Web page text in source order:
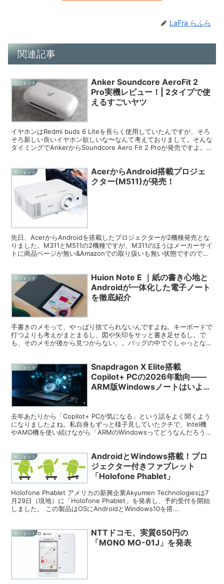
LaFra らふら
関連記事
ガジェット
Anker Soundcore AeroFit 2
Pro実機レビュー！| 2タイプで使
えるすごいヤツ
イヤホンはRedmi buds 6 Liteを長らく使用していたんですが、そろ
そろ新しい良いイヤホン欲しいな〜なんて考えておりまして。そんな
タイミングでAnkerからSoundcore Aero Fit 2 Proが発売ですよ。
ガジェット
AcerからAndroid搭載プロジェ
クター(M511)が発売！
先日、AcerからAndroidを搭載したプロジェクターが2機種発売とな
りました。M311とM511の2機種ですが、M311のほうはメーカーサイ
トに商品ページが無い&Amazonでの取り扱いも無い状態ですので、
ガジェット
Huion Note E ｜紙の書き心地と
Androidが一体化した電子ノート
を徹底紹介
手書きのメモって、やっぱり捨てられないんですよね。キーボードで
打つよりも考えがまとまるし、図や矢印をサッと書き足せるし。で
も、そのメモが後から見つからない。。バッグの中でぐしゃっとな
ガジェット
Snapdragon X Elite搭載
Copilot+ PCの2026年動向——
ARM版Windowsノートはいよい
去年あたりから「Copilot+ PCが気になる」という話をよく聞くよう
になりましたよね。私自身もずっと様子見していたクチで、Intel機
やAMD機を使い続けながら「ARMのWindowsってどうなんだろう」
ガジェット
AndroidとWindows搭載！プロ
ジェクター付きファブレット
「Holofone Phablet」
Holofone Phablet アメリカの新興企業Akyumen Technologiesは7
月29日（現地）に「Holofone Phablet」を発表し、予約受付を開始
しました。 この製品はOSにAndroidとWindows10を搭...
ガジェット
NTTドコモ、実質650円の
「MONO MO-01J」を発表